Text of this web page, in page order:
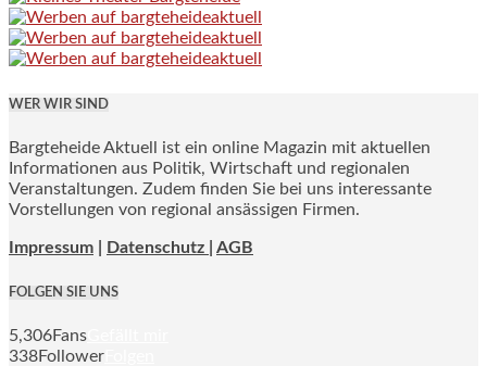
WER WIR SIND
Bargteheide Aktuell ist ein online Magazin mit aktuellen
Informationen aus Politik, Wirtschaft und regionalen
Veranstaltungen. Zudem finden Sie bei uns interessante
Vorstellungen von regional ansässigen Firmen.
Impressum Datenschutz | AGB
FOLGEN SIE UNS
5,306Fans
338Follower